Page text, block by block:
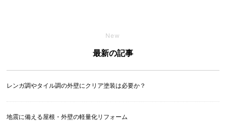
New
最新の記事
レンガ調やタイル調の外壁にクリア塗装は必要か？
地震に備える屋根・外壁の軽量化リフォーム